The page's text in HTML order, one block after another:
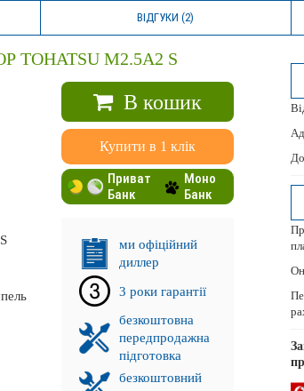
ВІДГУКИ (2)
M2.5A2 S
В кошик
Купити в 1 клік
Приват
Банк
Моно
Банк
ми офіційний
диллер
3 роки гарантії
безкоштовна
передпродажна
підготовка
безкоштовний